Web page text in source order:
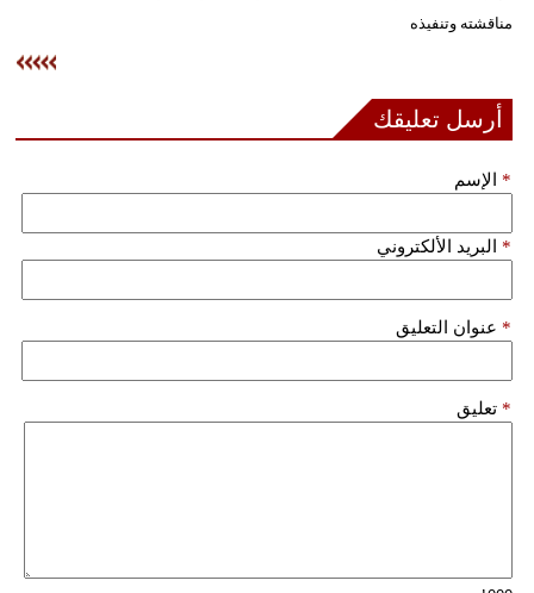
علوم
مدوَّنات
أبراج
مناقشته وتنفيذه
أرسل تعليقك
الإسم *
البريد الألكتروني *
عنوان التعليق *
تعليق *